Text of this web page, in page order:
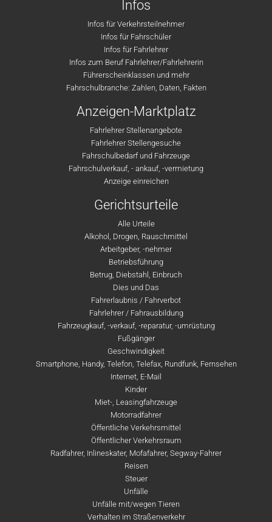
Infos
Infos für Verkehrsteilnehmer
Infos für Fahrschüler
Infos für Fahrlehrer
Infos zum Beruf Fahrlehrer/Fahrlehrerin
Führerscheinklassen und mehr
Fahrschulbranche: Zahlen, Daten, Fakten
Anzeigen-Marktplatz
Fahrlehrer Stellenangebote
Fahrlehrer Stellengesuche
Fahrschulbedarf und Fahrzeuge
Fahrschulverkauf, - ankauf, -vermietung
Anzeige einreichen
Gerichtsurteile
Alle Urteile
Alkohol, Drogen, Rauschmittel
Arbeitgeber, -nehmer
Betriebsführung
Betrug, Diebstahl, Einbruch
Dies und Das
Fahrerlaubnis / Fahrverbot
Fahrlehrer / Fahrausbildung
Fahrzeugkauf, -verkauf, -reparatur, -umrüstung
Fußgänger
Geschwindigkeit
Smartphone, Handy, Telefon, Telefax, Rundfunk, Fernsehen
Internet, E-Mail
Kinder
Miet-, Leasingfahrzeuge
Motorradfahrer
Öffentliche Verkehrsmittel
Öffentlicher Verkehrsraum
Radfahrer, Inlineskater, Mofafahrer, Segway-Fahrer
Reisen
Steuer
Unfälle
Unfälle mit/wegen Tieren
Verhalten im Straßenverkehr